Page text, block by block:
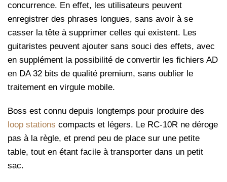
concurrence. En effet, les utilisateurs peuvent
enregistrer des phrases longues, sans avoir à se
casser la tête à supprimer celles qui existent. Les
guitaristes peuvent ajouter sans souci des effets, avec
en supplément la possibilité de convertir les fichiers AD
en DA 32 bits de qualité premium, sans oublier le
traitement en virgule mobile.
Boss est connu depuis longtemps pour produire des
loop stations compacts et légers. Le RC-10R ne déroge
pas à la règle, et prend peu de place sur une petite
table, tout en étant facile à transporter dans un petit
sac.